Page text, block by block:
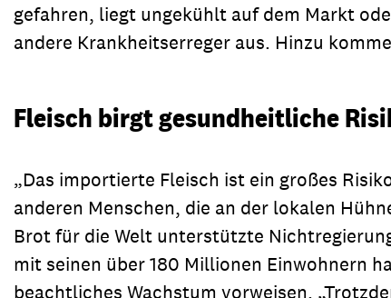
gefahren, liegt ungekühlt auf dem Markt
andere Krankheitserreger aus. Hinzu
Fleisch birgt gesundheitliche
„Das importierte Fleisch ist ein großes
anderen Menschen, die an der lokalen
Brot für die Welt unterstützte
mit seinen über 180 Millionen Einwohnern
beachtliches Wachstum vorweisen.